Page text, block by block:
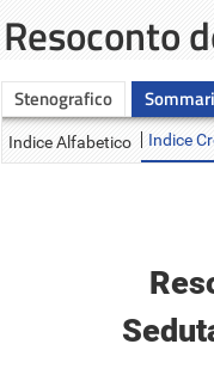
Resoconto
Stenografico
Indice Alfabetico Indice